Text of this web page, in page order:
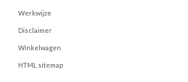
Werkwijze
Disclaimer
Winkelwagen
HTML sitemap